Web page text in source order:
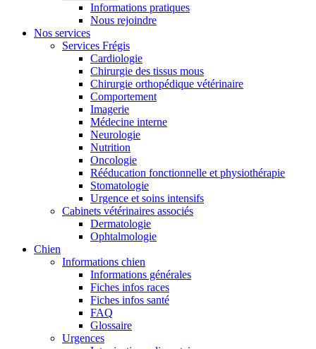
Informations pratiques
Nous rejoindre
Nos services
Services Frégis
Cardiologie
Chirurgie des tissus mous
Chirurgie orthopédique vétérinaire
Comportement
Imagerie
Médecine interne
Neurologie
Nutrition
Oncologie
Rééducation fonctionnelle et physiothérapie
Stomatologie
Urgence et soins intensifs
Cabinets vétérinaires associés
Dermatologie
Ophtalmologie
Chien
Informations chien
Informations générales
Fiches infos races
Fiches infos santé
FAQ
Glossaire
Urgences